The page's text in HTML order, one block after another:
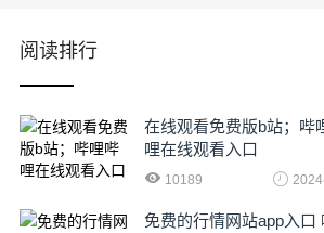
阅读排行
在线观看免费版b站；哔
哩在线观看入口
10189
免费的行情网站app入口